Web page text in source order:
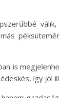
is
így jól